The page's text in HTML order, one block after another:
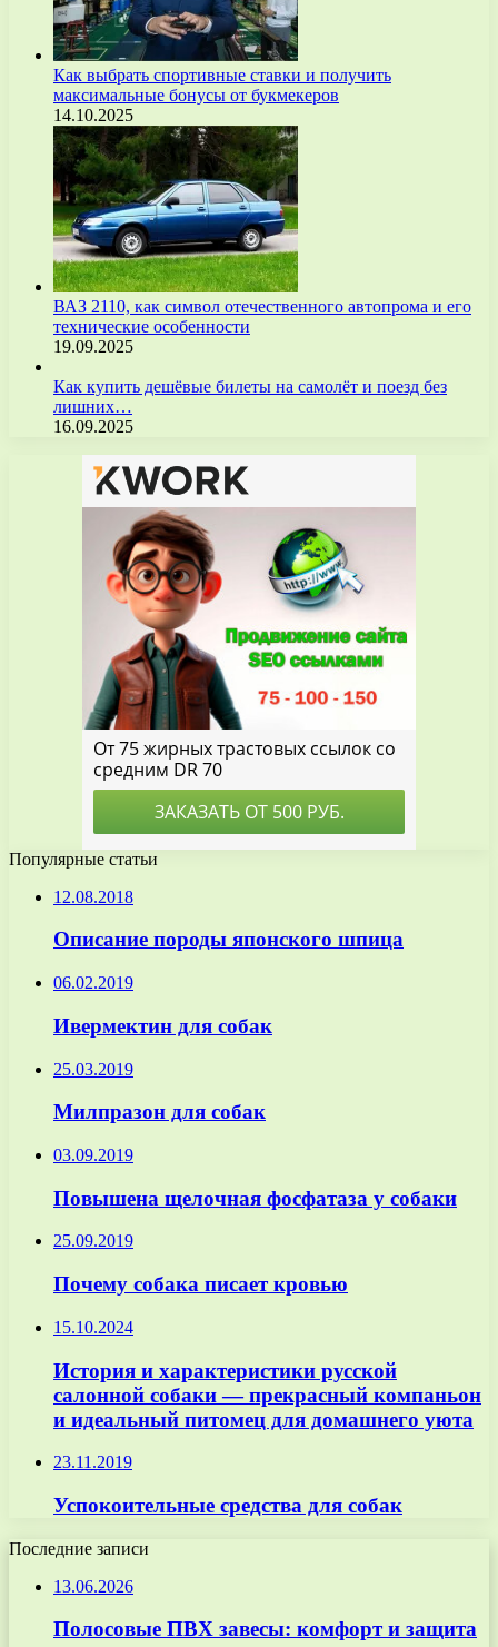
Как выбрать спортивные ставки и получить
максимальные бонусы от букмекеров
14.10.2025
ВАЗ 2110, как символ отечественного автопрома и его
технические особенности
19.09.2025
Как купить дешёвые билеты на самолёт и поезд без
лишних…
16.09.2025
Популярные статьи
12.08.2018
Описание породы японского шпица
06.02.2019
Ивермектин для собак
25.03.2019
Милпразон для собак
03.09.2019
Повышена щелочная фосфатаза у собаки
25.09.2019
Почему собака писает кровью
15.10.2024
История и характеристики русской
салонной собаки — прекрасный компаньон
и идеальный питомец для домашнего уюта
23.11.2019
Успокоительные средства для собак
Последние записи
13.06.2026
Полосовые ПВХ завесы: комфорт и защита